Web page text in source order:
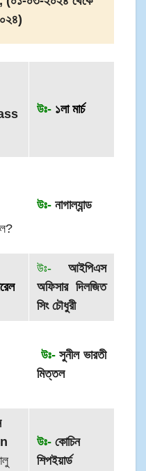
উঃ- ১লা মার্চ
উঃ- নাগাল্যান্ড
উঃ- আইপিএস
অফিসার দিলজিত
সিং চৌধুরী
উঃ-সুনীল ভারতী
মিত্তল
উঃ- কোচিন
শিপইয়ার্ড